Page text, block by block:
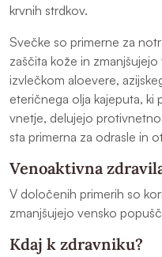
krvnih strdkov.
Svečke so primerne za
zaščita kože in
izvlečkom aloevere,
eteričnega olja kajeputa, ki
vnetje, delujejo
sta primerna za odrasle in
Venoaktivna
V določenih primerih so
zmanjšujejo vensko
Kdaj k zdravniku?